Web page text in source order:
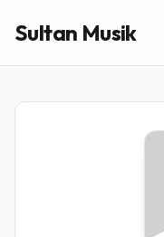
Sultan Musik